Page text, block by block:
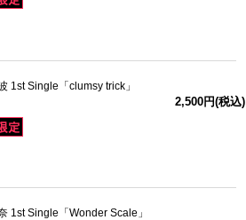
1st Single「clumsy trick」
2,500円(税込)
1st Single「Wonder Scale」